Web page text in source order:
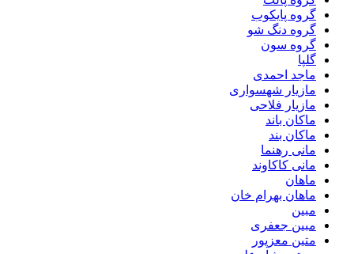
گروه پایکوب
گروه دنگ شو
گروه سون
گلپا
ماجد احمدی
مازیار شهسواری
مازیار فلاحی
ماکان باند
ماکان بند
مانی رهنما
مانی کاکاوند
ماهان
ماهان بهرام خان
مبین
مبین جعفری
متین معزپور